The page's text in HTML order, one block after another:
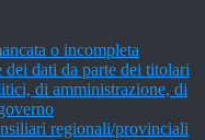
o incompleta
dei dati da parte dei titolari
di amministrazione, di
regionali/provinciali